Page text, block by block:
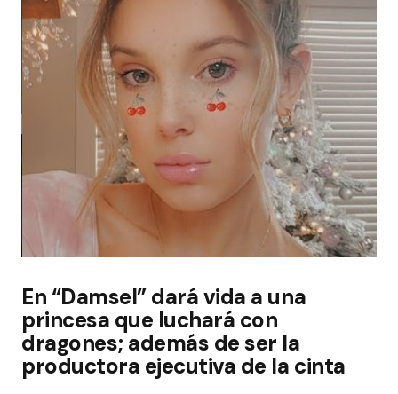
En “Damsel” dará vida a una
princesa que luchará con
dragones; además de ser la
productora ejecutiva de la cinta